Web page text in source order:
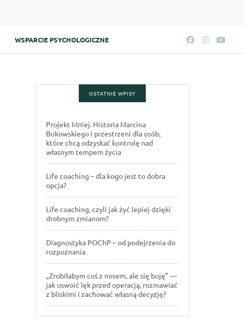
WSPARCIE PSYCHOLOGICZNE
OSTATNIE WPISY
Projekt Mniej. Historia Marcina
Bukowskiego i przestrzeni dla osób,
które chcą odzyskać kontrolę nad
własnym tempem życia
Life coaching – dla kogo jest to dobra
opcja?
Life coaching, czyli jak żyć lepiej dzięki
drobnym zmianom?
Diagnostyka POChP – od podejrzenia do
rozpoznania
„Zrobiłabym coś z nosem, ale się boję” —
jak oswoić lęk przed operacją, rozmawiać
z bliskimi i zachować własną decyzję?